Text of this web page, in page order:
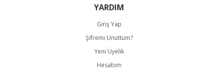
YARDIM
Giriş Yap
Şifremi Unuttum?
Yeni Üyelik
Hesabım